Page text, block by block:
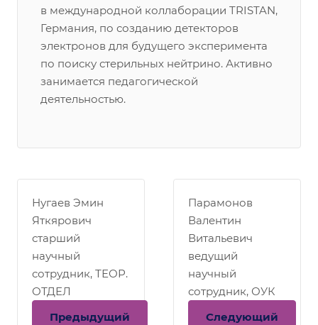
в международной коллаборации TRISTAN,
Германия, по созданию детекторов
электронов для будущего эксперимента
по поиску стерильных нейтрино. Активно
занимается педагогической
деятельностью.
Нугаев Эмин
Яткярович
старший
научный
сотрудник, ТЕОР.
ОТДЕЛ
Предыдущий
Парамонов
Валентин
Витальевич
ведущий
научный
сотрудник, ОУК
Следующий